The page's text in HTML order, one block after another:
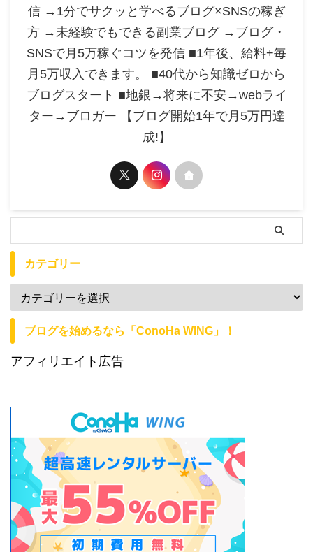
信 →1分でサクッと学べるブログ×SNSの稼ぎ
方 →未経験でもできる副業ブログ →ブログ・
SNSで月5万稼ぐコツを発信 ■1年後、給料+毎
月5万収入できます。 ■40代から知識ゼロから
ブログスタート ■地銀→将来に不安→webライ
ター→ブロガー 【ブログ開始1年で月5万円達
成!】
カテゴリー
ブログを始めるなら「ConoHa WING」！
アフィリエイト広告